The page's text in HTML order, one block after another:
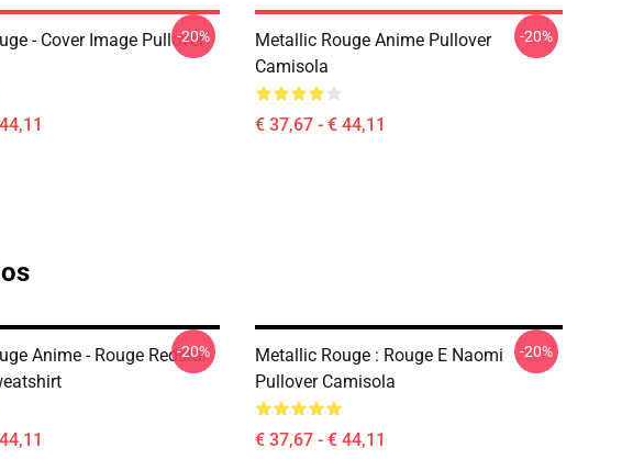
- Cover Image Pullover
-20%
Metallic Rouge Anime Pullover
Camisola
€ 37,67 - € 44,11
-20%
Anime - Rouge Redstar
-20%
Metallic Rouge : Rouge E Naomi
Pullover Camisola
€ 37,67 - € 44,11
-20%